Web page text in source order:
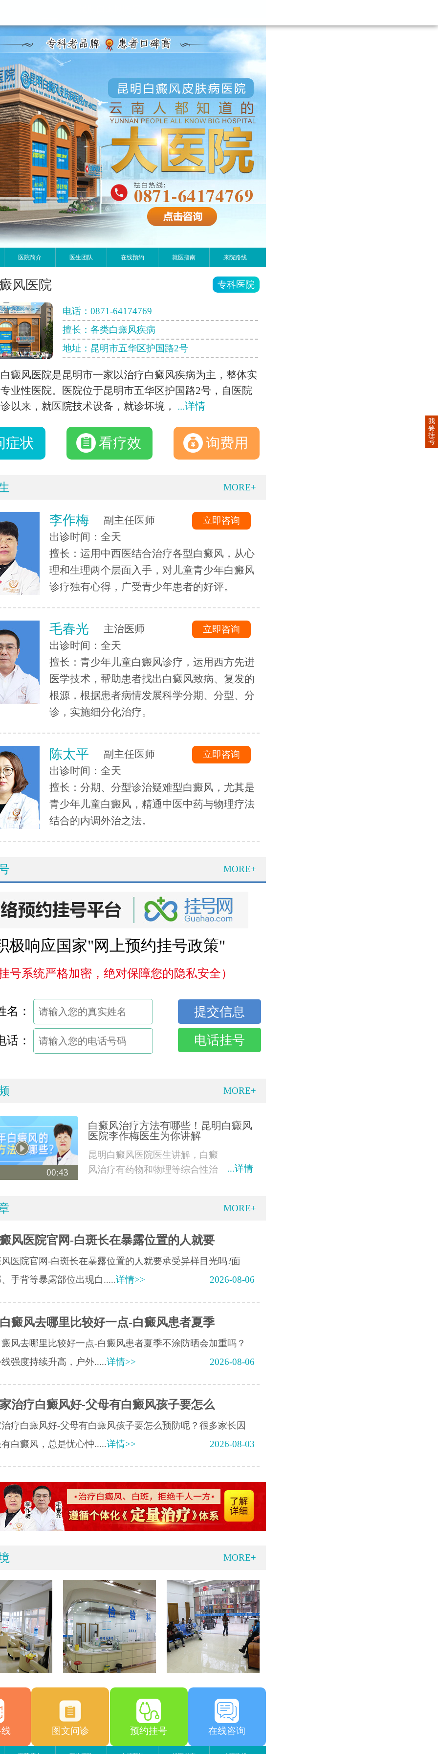
医院简介 医生团队 在线预约 就医指南 来院路线
风医院 专科医院
电话： 0871-64174769
擅长：各类白癜风疾病
地址：昆明市五华区护国路2号
癜风医院是昆明市一家以治疗白癜风疾病为主，整体实
业性医院。医院位于昆明市五华区护国路2号，自医院
以来，就医院技术设备，就诊坏境， ...详情
症状 看疗效 询费用
MORE+
李作梅
副主任医师
出诊时间：全天
擅长：运用中西医结合治疗各型白癜风，从心
理和生理两个层面入手，对儿童青少年白癜风
诊疗独有心得，广受青少年患者的好评。
立即咨询
毛春光
主治医师
出诊时间：全天
擅长：青少年儿童白癜风诊疗，运用西方先进
医学技术，帮助患者找出白癜风致病、复发的
根源，根据患者病情发展科学分期、分型、分
诊，实施细分化治疗。
立即咨询
陈太平
副主任医师
出诊时间：全天
擅长：分期、分型诊治疑难型白癜风，尤其是
青少年儿童白癜风，精通中医中药与物理疗法
结合的内调外治之法。
立即咨询
MORE+
极响应国家"网上预约挂号政策"
号系统严格加密，绝对保障您的隐私安全）
名：
话： 电话挂号
MORE+
00:43
白癜风治疗方法有哪些！昆明白癜风
医院李作梅医生为你讲解
昆明白癜风医院医生讲解，白癜
风治疗有药物和物理等综合性治
...详情
MORE+
风医院官网-白斑长在暴露位置的人就要
医院官网-白斑长在暴露位置的人就要承受异样目光吗?面
手背等暴露部位出现白.....详情>> 2026-08-06
癜风去哪里比较好一点-白癜风患者夏季
风去哪里比较好一点-白癜风患者夏季不涂防晒会加重吗？
强度持续升高，户外.....详情>> 2026-08-06
治疗白癜风好-父母有白癜风孩子要怎么
疗白癜风好-父母有白癜风孩子要怎么预防呢？很多家长因
白癜风，总是忧心忡.....详情>> 2026-08-03
MORE+
图文问诊 预约挂号 在线咨询
我
要
挂
号